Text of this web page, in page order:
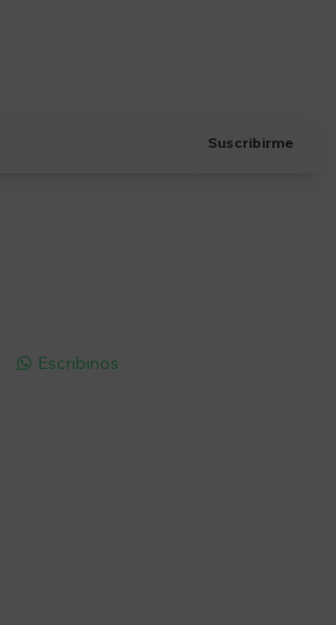
Suscribirme
 Escribinos